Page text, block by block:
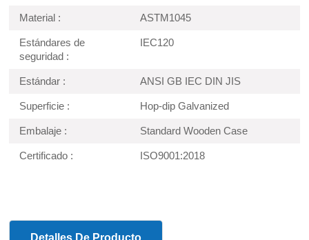
Material : ASTM1045
Estándares de
seguridad :
IEC120
Estándar : ANSI GB IEC DIN JIS
Superficie : Hop-dip Galvanized
Embalaje : Standard Wooden Case
Certificado : ISO9001:2018
Detalles De Producto